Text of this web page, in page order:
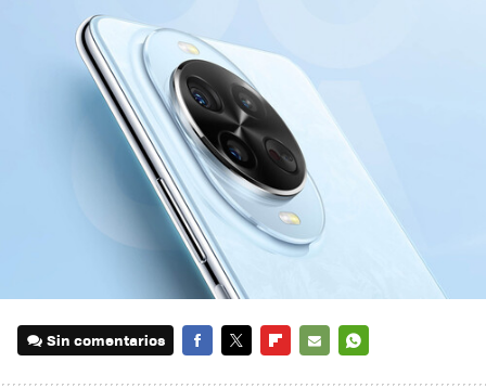
Sin comentarios